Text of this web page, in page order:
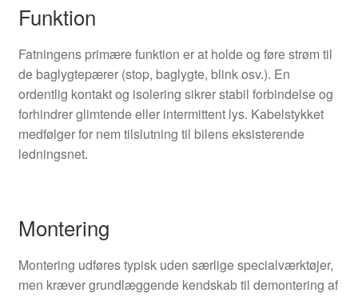
Funktion
Fatningens primære funktion er at holde og føre strøm til
de baglygtepærer (stop, baglygte, blink osv.). En
ordentlig kontakt og isolering sikrer stabil forbindelse og
forhindrer glimtende eller intermittent lys. Kabelstykket
medfølger for nem tilslutning til bilens eksisterende
ledningsnet.
Montering
Montering udføres typisk uden særlige specialværktøjer,
men kræver grundlæggende kendskab til demontering af